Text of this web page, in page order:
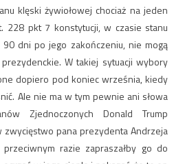
klęski żywiołowej chociaż na jeden
228 pkt 7 konstytucji, w czasie stanu
dni po jego zakończeniu, nie mogą
W takiej sytuacji wybory
dopiero pod koniec września, kiedy
Ale nie ma w tym pewnie ani słowa
Zjednoczonych Donald Trump
zwycięstwo pana prezydenta Andrzeja
razie zapraszałby go do